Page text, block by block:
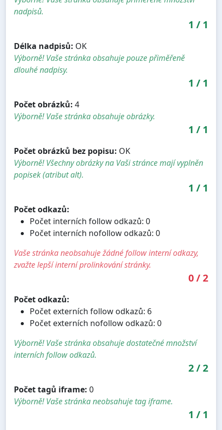
nadpisů.
1 / 1
Délka nadpisů: OK
Výborně! Vaše stránka obsahuje pouze přiměřeně
dlouhé nadpisy.
1 / 1
Počet obrázků: 4
Výborně! Vaše stránka obsahuje obrázky.
1 / 1
Počet obrázků bez popisu: OK
Výborně! Všechny obrázky na Vaši stránce mají vyplněn
popisek (atribut alt).
1 / 1
Počet odkazů:
Počet interních follow odkazů: 0
Počet interních nofollow odkazů: 0
Vaše stránka neobsahuje žádné follow interní odkazy,
zvažte lepší interní prolinkování stránky.
0/2
Počet odkazů:
Počet externích follow odkazů: 6
Počet externích nofollow odkazů: 0
Výborně! Vaše stránka obsahuje dostatečné množství
interních follow odkazů.
2/2
Počet tagů iframe: 0
Výborně! Vaše stránka neobsahuje tag iframe.
1 / 1